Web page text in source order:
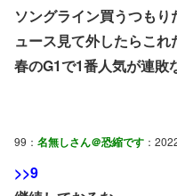
ソングライン買うつも
ュース見て外したらこれ
春のG1で1番人気が連敗
99： 名無しさん＠恐縮です ：
>>9